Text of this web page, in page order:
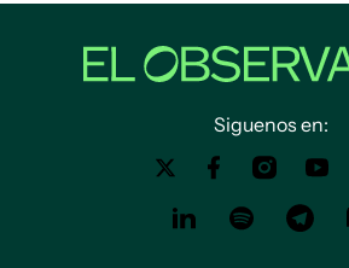
Siguenos en: